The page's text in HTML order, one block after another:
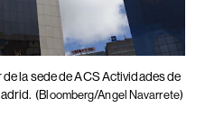
la sede de ACS Actividades de
(Bloomberg/Angel Navarrete)